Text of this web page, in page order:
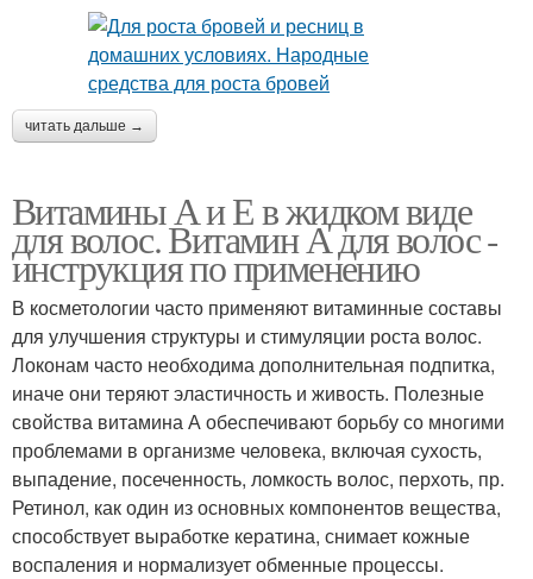
читать дальше →
Витамины А и Е в жидком виде
для волос. Витамин А для волос -
инструкция по применению
В косметологии часто применяют витаминные составы
для улучшения структуры и стимуляции роста волос.
Локонам часто необходима дополнительная подпитка,
иначе они теряют эластичность и живость. Полезные
свойства витамина А обеспечивают борьбу со многими
проблемами в организме человека, включая сухость,
выпадение, посеченность, ломкость волос, перхоть, пр.
Ретинол, как один из основных компонентов вещества,
способствует выработке кератина, снимает кожные
воспаления и нормализует обменные процессы.